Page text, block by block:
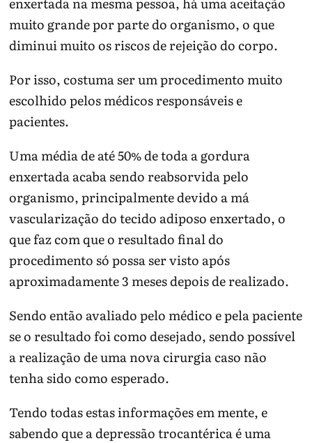
muito grande por parte do organismo, o que
diminui muito os riscos de rejeição do corpo.
Por isso, costuma ser um procedimento muito
escolhido pelos médicos responsáveis e
pacientes.
Uma média de até 50% de toda a gordura
enxertada acaba sendo reabsorvida pelo
organismo, principalmente devido a má
vascularização do tecido adiposo enxertado, o
que faz com que o resultado final do
procedimento só possa ser visto após
aproximadamente 3 meses depois de realizado.
Sendo então avaliado pelo médico e pela paciente
se o resultado foi como desejado, sendo possível
a realização de uma nova cirurgia caso não
tenha sido como esperado.
Tendo todas estas informações em mente, e
sabendo que a depressão trocantérica é uma